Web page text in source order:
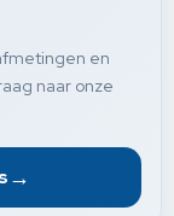
en
naar onze
→